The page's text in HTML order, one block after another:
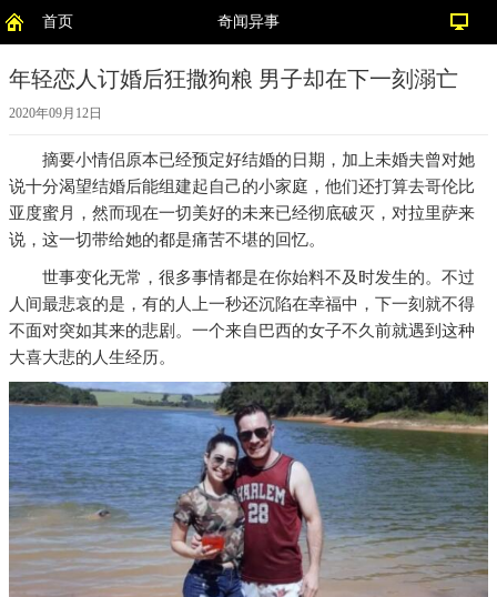
首页 奇闻异事
年轻恋人订婚后狂撒狗粮 男子却在下一刻溺亡
2020年09月12日
摘要小情侣原本已经预定好结婚的日期，加上未婚夫曾对她
说十分渴望结婚后能组建起自己的小家庭，他们还打算去哥伦比
亚度蜜月，然而现在一切美好的未来已经彻底破灭，对拉里萨来
说，这一切带给她的都是痛苦不堪的回忆。
世事变化无常，很多事情都是在你始料不及时发生的。不过
人间最悲哀的是，有的人上一秒还沉陷在幸福中，下一刻就不得
不面对突如其来的悲剧。一个来自巴西的女子不久前就遇到这种
大喜大悲的人生经历。